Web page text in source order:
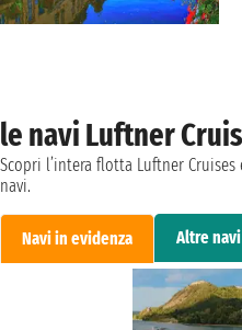
le navi Luftner
Scopri l’intera flotta Luftner
navi.
Navi in evidenza Altre navi